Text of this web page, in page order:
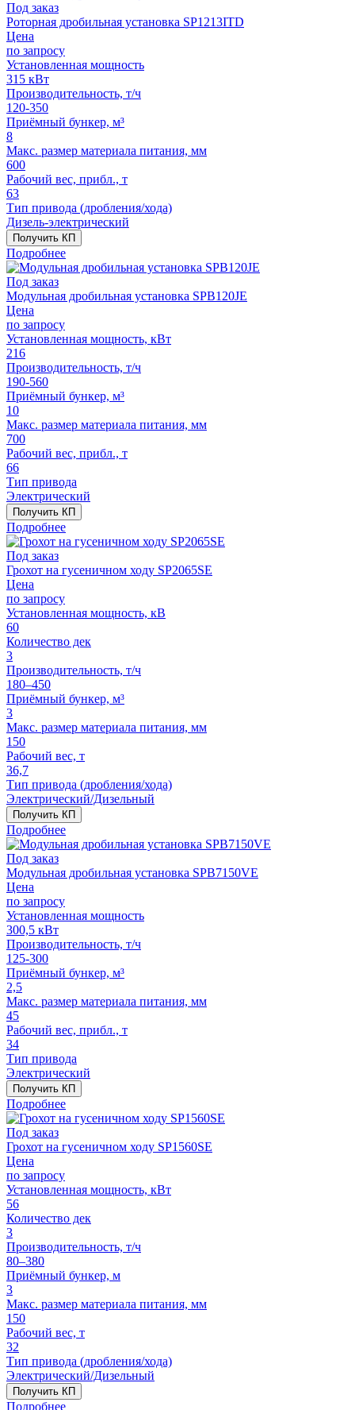
Под заказ
Роторная дробильная установка SP1213ITD
Цена
по запросу
Установленная мощность
315 кВт
Производительность, т/ч
120-350
Приёмный бункер, м³
8
Макс. размер материала питания, мм
600
Рабочий вес, прибл., т
63
Тип привода (дробления/хода)
Дизель-электрический
Получить КП
Подробнее
Под заказ
Модульная дробильная установка SPB120JE
Цена
по запросу
Установленная мощность, кВт
216
Производительность, т/ч
190-560
Приёмный бункер, м³
10
Макс. размер материала питания, мм
700
Рабочий вес, прибл., т
66
Тип привода
Электрический
Получить КП
Подробнее
Под заказ
Грохот на гусеничном ходу SP2065SE
Цена
по запросу
Установленная мощность, кВ
60
Количество дек
3
Производительность, т/ч
180–450
Приёмный бункер, м³
3
Макс. размер материала питания, мм
150
Рабочий вес, т
36,7
Тип привода (дробления/хода)
Электрический/Дизельный
Получить КП
Подробнее
Под заказ
Модульная дробильная установка SPВ7150VE
Цена
по запросу
Установленная мощность
300,5 кВт
Производительность, т/ч
125-300
Приёмный бункер, м³
2,5
Макс. размер материала питания, мм
45
Рабочий вес, прибл., т
34
Тип привода
Электрический
Получить КП
Подробнее
Под заказ
Грохот на гусеничном ходу SP1560SE
Цена
по запросу
Установленная мощность, кВт
56
Количество дек
3
Производительность, т/ч
80–380
Приёмный бункер, м
3
Макс. размер материала питания, мм
150
Рабочий вес, т
32
Тип привода (дробления/хода)
Электрический/Дизельный
Получить КП
Подробнее